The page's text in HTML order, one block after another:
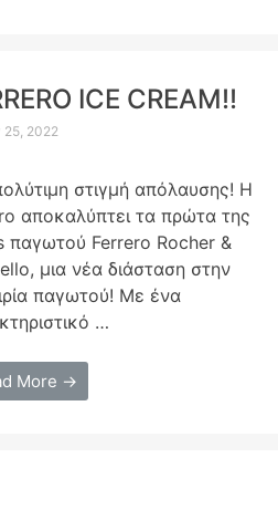
ICE CREAM!!
25, 2022
στιγμή απόλαυσης! H
αποκαλύπτει τα πρώτα της
παγωτού Ferrero Rocher &
μια νέα διάσταση στην
παγωτού! Με ένα
…
More →